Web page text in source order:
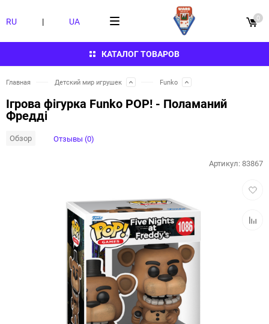
КАТАЛОГ ТОВАРОВ
RU | UA 0
Главная Детский мир игрушек Funko
Ігрова фігурка Funko POP! - Поламаний
Фредді
Обзор Отзывы (0)
Артикул:83867